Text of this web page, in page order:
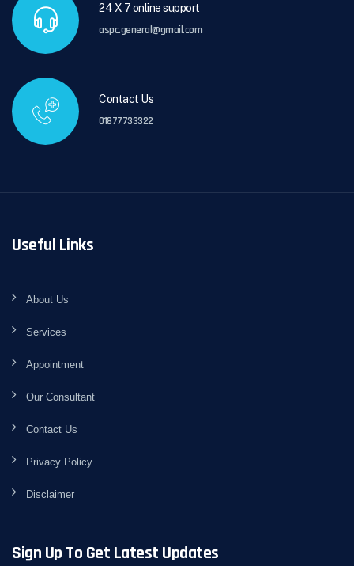
24 X 7 online support
aspc.general@gmail.com
Contact Us
01877733322
Useful Links
About Us
Services
Appointment
Our Consultant
Contact Us
Privacy Policy
Disclaimer
Sign Up To Get Latest Updates